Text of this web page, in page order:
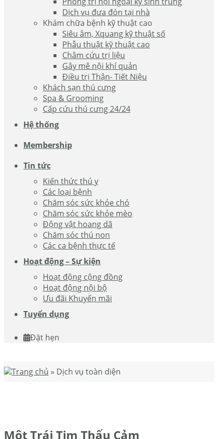
Dịch vụ đưa đón tại nhà
Khám chữa bệnh kỹ thuật cao
Siêu âm, Xquang kỹ thuật số
Phẫu thuật kỹ thuật cao
Châm cứu trị liệu
Gây mê nội khí quản
Điều trị Thận- Tiết Niệu
Khách sạn thú cưng
Spa & Grooming
Cấp cứu thú cưng 24/24
Hệ thống
Membership
Tin tức
Kiến thức thú y
Các loại bệnh
Chăm sóc sức khỏe chó
Chăm sóc sức khỏe mèo
Động vật hoang dã
Chăm sóc thú non
Các ca bệnh thực tế
Hoạt động – Sự kiện
Hoạt động cộng đồng
Hoạt động nội bộ
Ưu đãi Khuyến mãi
Tuyển dụng
Đặt hẹn
Trang chủ » Dịch vụ toàn diện
Một Trái Tim Thấu Cảm